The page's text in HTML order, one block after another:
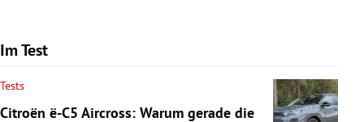
Im Test
Tests
Citroën ë-C5 Aircross: Warum gerade die